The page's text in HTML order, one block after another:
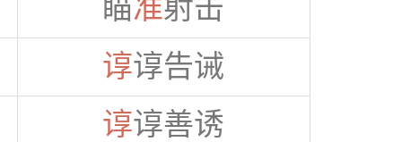
瞄准射击
谆谆告诫
谆谆善诱